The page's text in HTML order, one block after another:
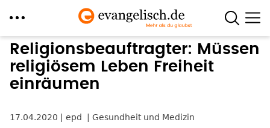
Direkt
zum
Inhalt
Religionsbeauftragter: Müssen
religiösem Leben Freiheit
einräumen
17.04.2020 epd Gesundheit und Medizin